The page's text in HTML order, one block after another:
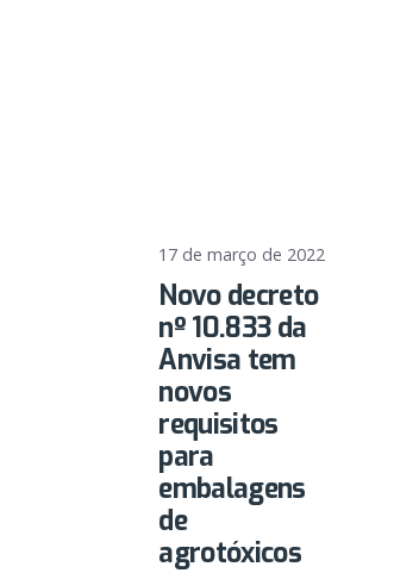
17 de março de 2022
Novo decreto
nº 10.833 da
Anvisa tem
novos
requisitos
para
embalagens
de
agrotóxicos